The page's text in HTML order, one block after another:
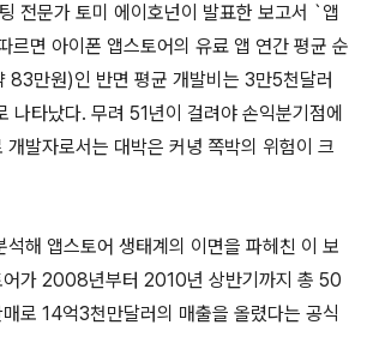
전문가 토미 에이호넌이 발표한 보고서 `앱
르면 아이폰 앱스토어의 유료 앱 연간 평균 순
83만원)인 반면 평균 개발비는 3만5천달러
타났다. 무려 51년이 걸려야 손익분기점에
개발자로서는 대박은 커녕 쪽박의 위험이 크
석해 앱스토어 생태계의 이면을 파헤친 이 보
어가 2008년부터 2010년 상반기까지 총 50
로 14억3천만달러의 매출을 올렸다는 공식